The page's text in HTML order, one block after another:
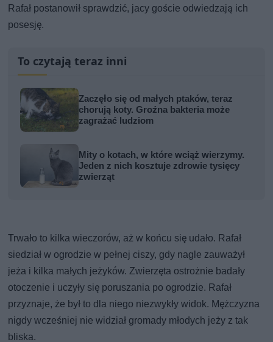
Rafał postanowił sprawdzić, jacy goście odwiedzają ich
posesję.
To czytają teraz inni
Zaczęło się od małych ptaków, teraz
chorują koty. Groźna bakteria może
zagrażać ludziom
Mity o kotach, w które wciąż wierzymy.
Jeden z nich kosztuje zdrowie tysięcy
zwierząt
Trwało to kilka wieczorów, aż w końcu się udało. Rafał
siedział w ogrodzie w pełnej ciszy, gdy nagle zauważył
jeża i kilka małych jeżyków. Zwierzęta ostrożnie badały
otoczenie i uczyły się poruszania po ogrodzie. Rafał
przyznaje, że był to dla niego niezwykły widok. Mężczyzna
nigdy wcześniej nie widział gromady młodych jeży z tak
bliska.